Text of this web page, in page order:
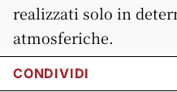
realizzati solo in
atmosferiche.
CONDIVIDI